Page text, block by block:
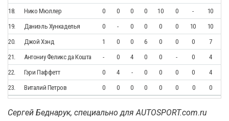
18.
Нико Мюллер 0 0 0 0 10 0 -
10
19.
Даниэль Хункаделья 0 - 0 0 0 0 10
10
20.
Джой Хэнд 1 0 0 6 0 0 0
7
21.
Антониу Феликс да Кошта - 0 4 0 0 - 0
4
22.
Гэри Паффетт 0 4 - 0 0 0 0
4
23.
Виталий Петров 0 0 0 0 0 0 0 0
Сергей Беднарук, специально для AUTOSPORT.com.ru